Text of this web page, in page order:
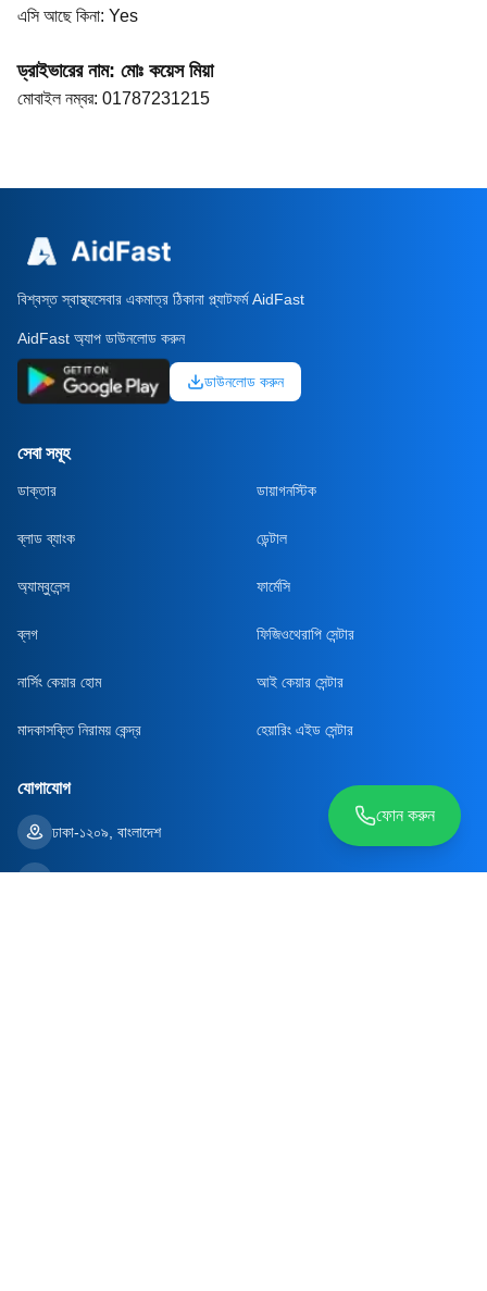
এসি আছে কিনা: Yes
ড্রাইভারের নাম: মোঃ কয়েস মিয়া
মোবাইল নম্বর: 01787231215
ফোন করুন
বিশ্বস্ত স্বাস্থ্যসেবার একমাত্র ঠিকানা প্ল্যাটফর্ম AidFast
AidFast অ্যাপ ডাউনলোড করুন
ডাউনলোড করুন
সেবা সমূহ
ডাক্তার ডায়াগনস্টিক
ব্লাড ব্যাংক ডেন্টাল
অ্যাম্বুলেন্স ফার্মেসি
ব্লগ ফিজিওথেরাপি সেন্টার
নার্সিং কেয়ার হোম আই কেয়ার সেন্টার
মাদকাসক্তি নিরাময় কেন্দ্র হেয়ারিং এইড সেন্টার
যোগাযোগ
ঢাকা-১২০৯, বাংলাদেশ